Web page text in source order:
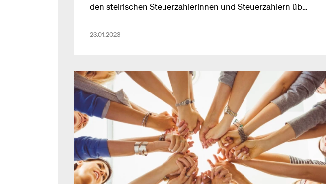
den steirischen Steuerzahlerinnen und Steuerzahlern über
fordert: “Das Land Steiermark darf nicht länger ein
23.01.2023